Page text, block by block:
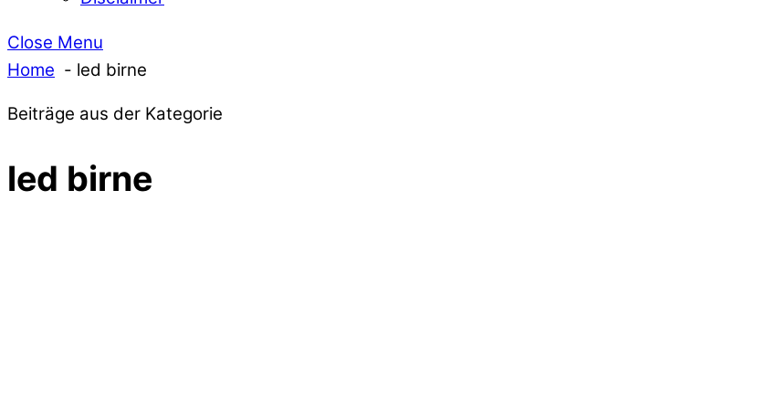
Close Menu
Home
led birne
Beiträge aus der Kategorie
led birne